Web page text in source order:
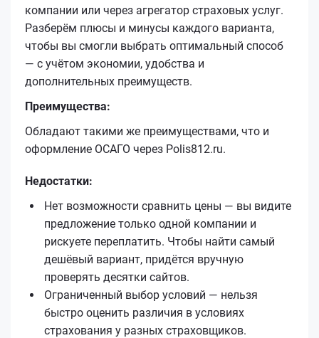
компании или через агрегатор страховых услуг.
Разберём плюсы и минусы каждого варианта,
чтобы вы смогли выбрать оптимальный способ
— с учётом экономии, удобства и
дополнительных преимуществ.
Преимущества:
Обладают такими же преимуществами, что и
оформление ОСАГО через Polis812.ru.
Недостатки:
Нет возможности сравнить цены — вы видите
предложение только одной компании и
рискуете переплатить. Чтобы найти самый
дешёвый вариант, придётся вручную
проверять десятки сайтов.
Ограниченный выбор условий — нельзя
быстро оценить различия в условиях
страхования у разных страховщиков.